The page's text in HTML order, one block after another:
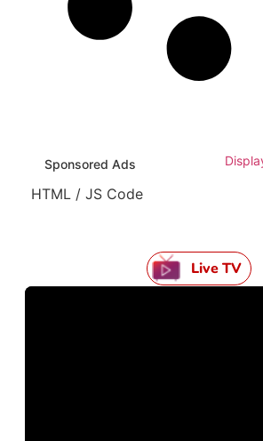
Sponsored Ads
HTML / JS Code
Live TV